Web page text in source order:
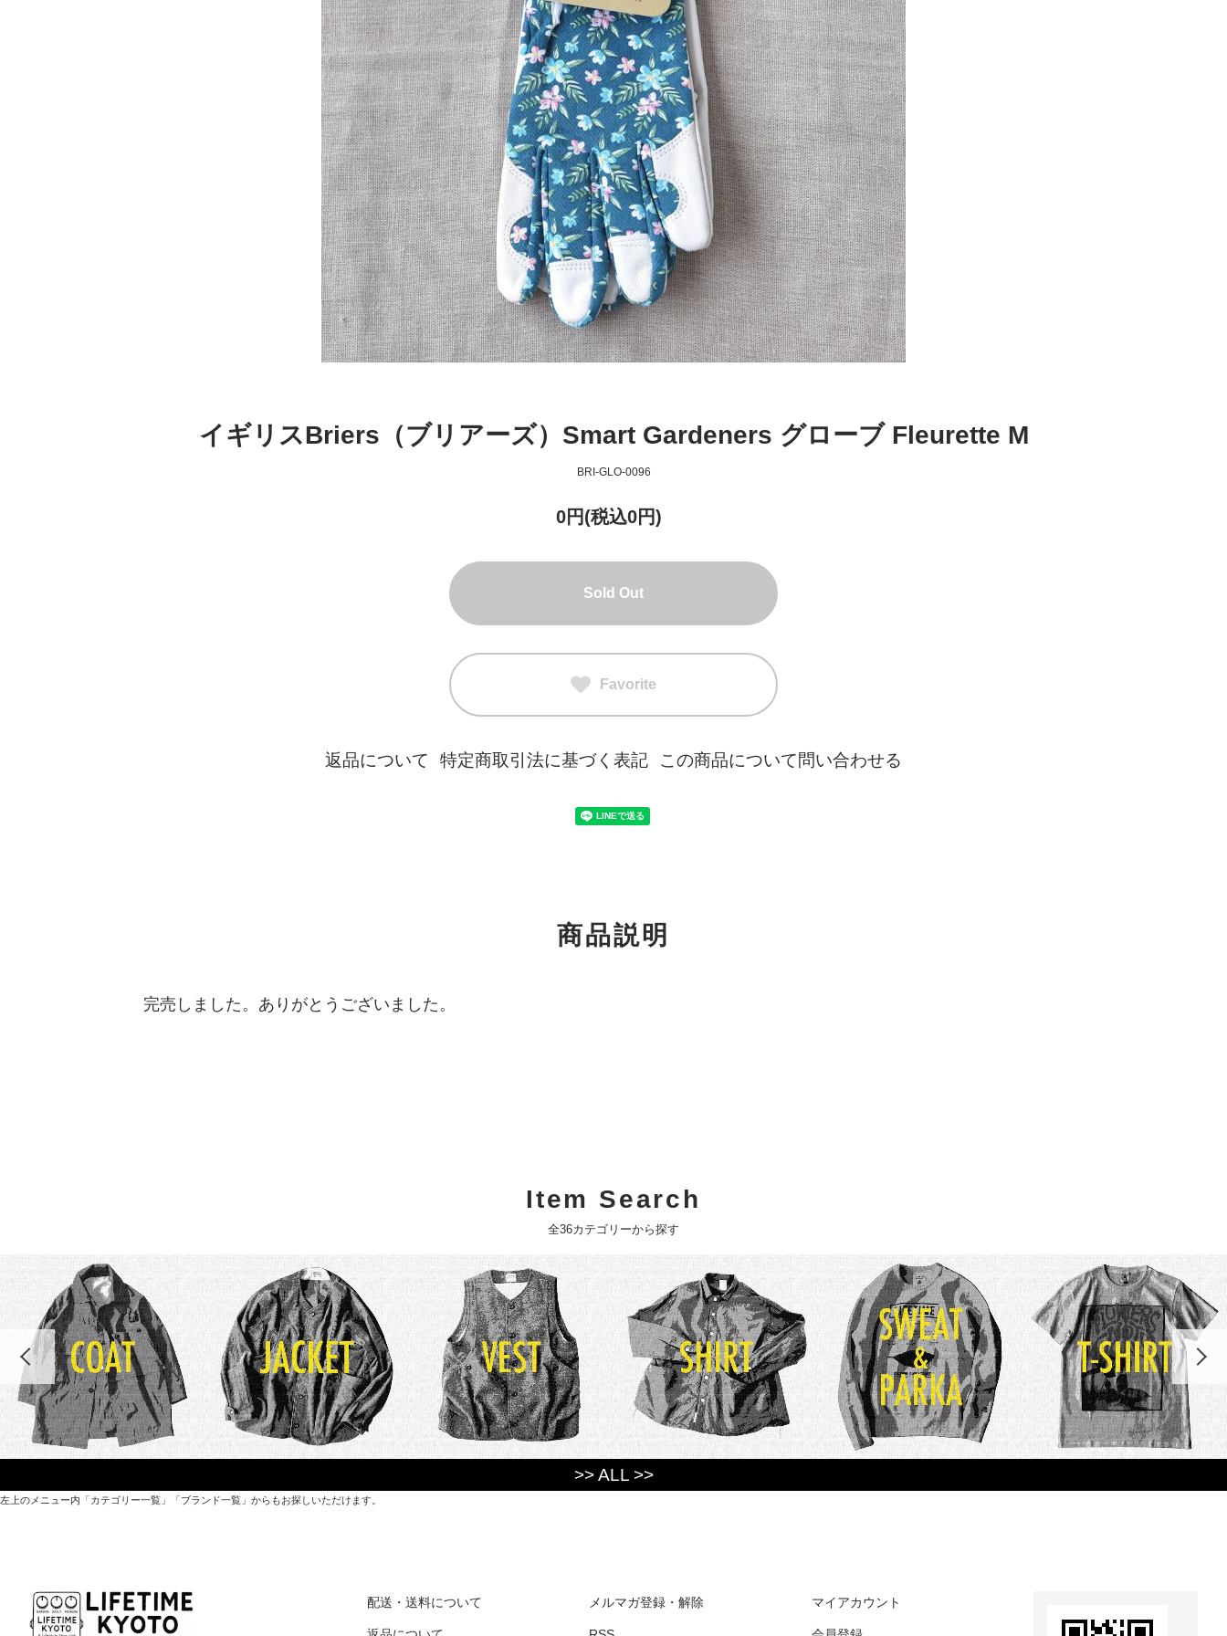
イギリスBriers（ブリアーズ）Smart Gardeners グローブ Fleurette M
BRI-GLO-0096
0円(税込0円)
Sold Out
Favorite
返品について 特定商取引法に基づく表記 この商品について問い合わせる
商品説明
完売しました。ありがとうございました。
Item Search
全36カテゴリーから探す
>> ALL >>
左上のメニュー内「カテゴリー一覧」「ブランド一覧」からもお探しいただけます。
オリジナルを含むファッションアイテムが中心の
京都・紫野にあるライフスタイルショップです。
配送・送料について メルマガ登録・解除 マイアカウント